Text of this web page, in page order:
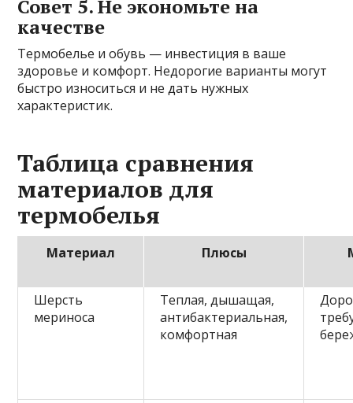
Совет 5. Не экономьте на
качестве
Термобелье и обувь — инвестиция в ваше
здоровье и комфорт. Недорогие варианты могут
быстро износиться и не дать нужных
характеристик.
Таблица сравнения
материалов для
термобелья
Материал Плюсы
Шерсть
мериноса
Теплая, дышащая,
антибактериальная,
комфортная